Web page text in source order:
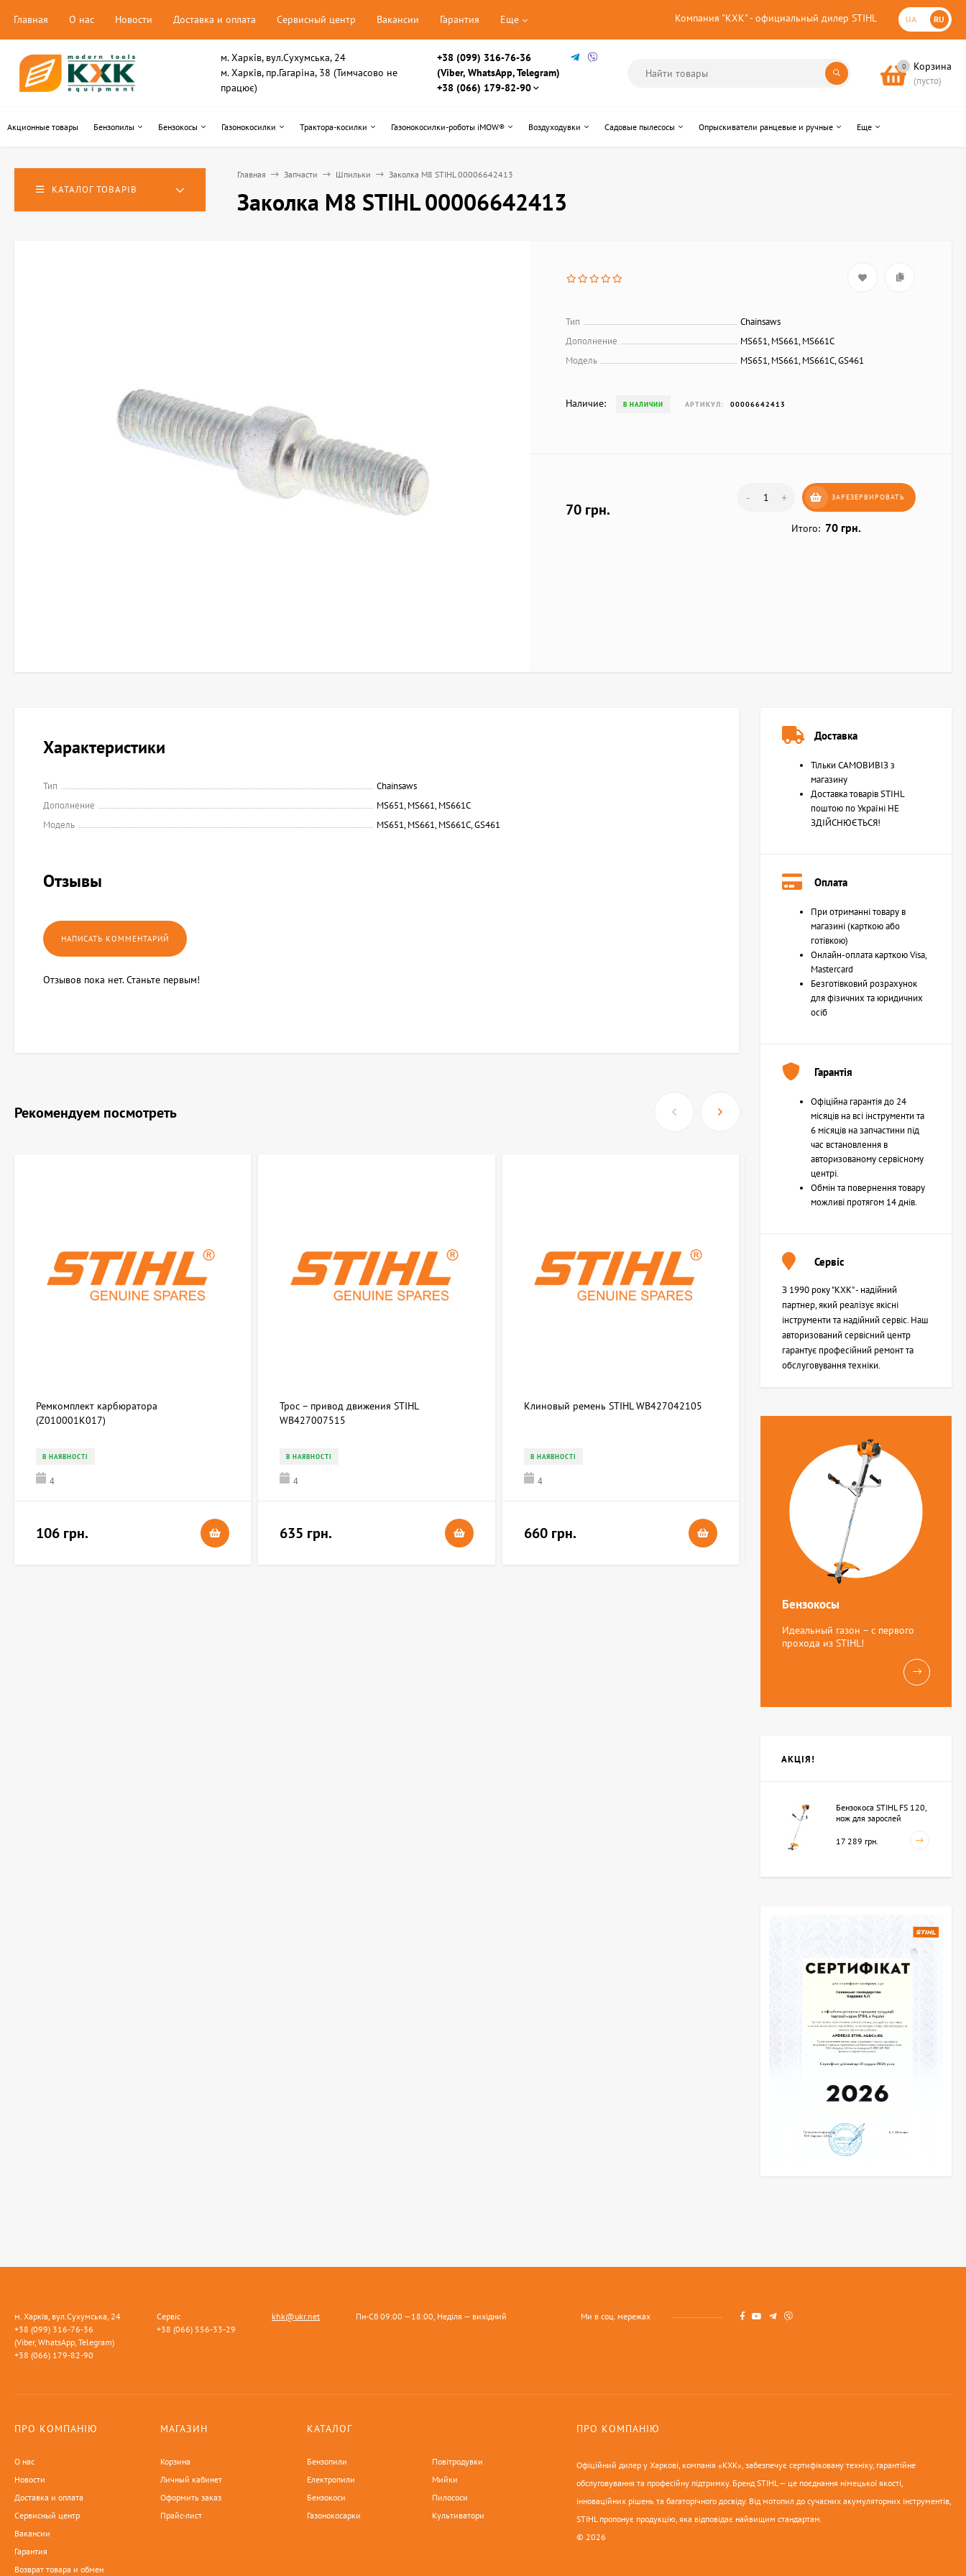
Компания "КХК" - официальный дилер STIHL UA RU
Главная О нас Новости Доставка и оплата Сервисный центр Вакансии Гарантия Еще
м. Харків, вул.Сухумська, 24
м. Харків, пр.Гагаріна, 38 (Тимчасово не
працює)
+38 (099) 316-76-36
(Viber, WhatsApp, Telegram)
+38 (066) 179-82-90
0 Корзина
(пусто)
Акционные товары Бензопилы Бензокосы Газонокосилки Трактора-косилки Газонокосилки-роботы iMOW® Воздуходувки Садовые пылесосы Опрыскиватели ранцевые и ручные Еще
КАТАЛОГ ТОВАРІВ
Главная Запчасти Шпильки Заколка М8 STIHL 00006642413
Заколка М8 STIHL 00006642413
Тип
Chainsaws
Дополнение
MS651, MS661, MS661C
Модель
MS651, MS661, MS661C, GS461
Наличие: В НАЛИЧИИ АРТИКУЛ: 00006642413
70 грн.
- + ЗАРЕЗЕРВИРОВАТЬ
Итого: 70 грн.
Характеристики
Тип
Chainsaws
Дополнение
MS651, MS661, MS661C
Модель
MS651, MS661, MS661C, GS461
Отзывы
Отзывов пока нет. Станьте первым!
Рекомендуем посмотреть
Ремкомплект карбюратора
(Z010001K017)
В НАЯВНОСТІ
4
106 грн.
Трос – привод движения STIHL
WB427007515
В НАЯВНОСТІ
4
635 грн.
Клиновый ремень STIHL WB427042105
В НАЯВНОСТІ
4
660 грн.
В НАЯВНОСТІ
24 грн.
Доставка
Тільки САМОВИВІЗ з
магазину
Доставка товарів STIHL
поштою по Україні НЕ
ЗДІЙСНЮЄТЬСЯ!
Оплата
При отриманні товару в
магазині (карткою або
готівкою)
Онлайн-оплата карткою Visa,
Mastercard
Безготівковий розрахунок
для фізичних та юридичних
осіб
Гарантія
Офіційна гарантія до 24
місяців на всі інструменти та
6 місяців на запчастини під
час встановлення в
авторизованому сервісному
центрі.
Обмін та повернення товару
можливі протягом 14 днів.
Сервіс
З 1990 року "КХК" - надійний
партнер, який реалізує якісні
інструменти та надійний сервіс. Наш
авторизований сервісний центр
гарантує професійний ремонт та
обслуговування техніки.
Бензокосы
Идеальный газон – с первого
прохода из STIHL!
АКЦІЯ!
Бензокоса STIHL FS 120,
нож для зарослей
17 289 грн.
м. Харків, вул.Сухумська, 24
+38 (099) 316-76-36
(Viber, WhatsApp, Telegram)
+38 (066) 179-82-90
Сервіс
+38 (066) 556-33-29
khk@ukr.net Пн-Сб 09:00 —18:00, Неділя — вихідний Ми в соц. мережах
ПРО КОМПАНІЮ
О нас
Новости
Доставка и оплата
Сервисный центр
Вакансии
Гарантия
Возврат товара и обмен
МАГАЗИН
Корзина
Личный кабинет
Оформить заказ
Прайс-лист
КАТАЛОГ
Бензопили
Електропили
Бензокоси
Газонокосарки
Повітродувки
Мийки
Пилососи
Культиватори
ПРО КОМПАНІЮ
Офіційний дилер у Харкові, компанія «КХК», забезпечує сертифіковану техніку, гарантійне
обслуговування та професійну підтримку. Бренд STIHL — це поєднання німецької якості,
інноваційних рішень та багаторічного досвіду. Від мотопил до сучасних акумуляторних інструментів,
STIHL пропонує продукцію, яка відповідає найвищим стандартам.
© 2026